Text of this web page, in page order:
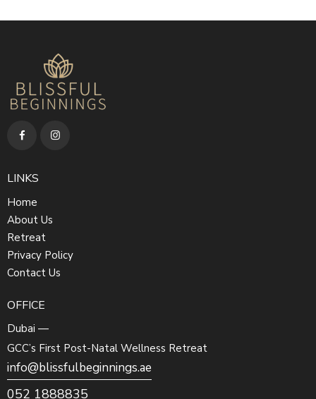
LINKS
Home
About Us
Retreat
Privacy Policy
Contact Us
OFFICE
Dubai —
GCC’s First Post-Natal Wellness Retreat
info@blissfulbeginnings.ae
052 1888835